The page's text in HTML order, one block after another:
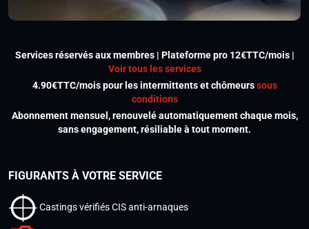
Services réservés aux membres | Plateforme pro 12€TTC/mois |
Voir tous les services
4.90€TTC/mois pour les intermittents et chômeurssous
conditions
Abonnement mensuel, renouvelé automatiquement chaque mois,
sans engagement, résiliable à tout moment.
FIGURANTS À VOTRE SERVICE
Castings vérifiés CIS anti-arnaques